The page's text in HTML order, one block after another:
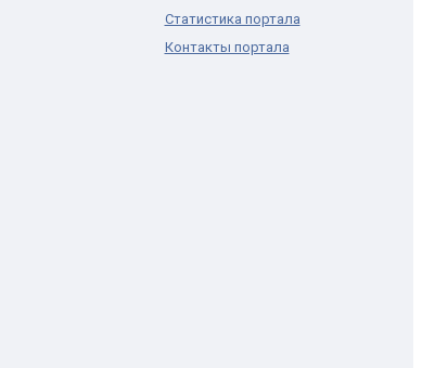
Статистика портала
Контакты портала